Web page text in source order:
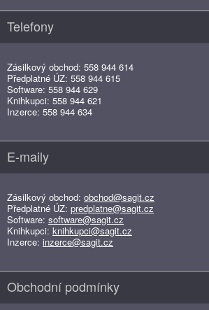
Telefony
Zásilkový obchod: 558 944 614
Předplatné ÚZ: 558 944 615
Software: 558 944 629
Knihkupci: 558 944 621
Inzerce: 558 944 634
E-maily
Zásilkový obchod: obchod@sagit.cz
Předplatné ÚZ: predplatne@sagit.cz
Software: software@sagit.cz
Knihkupci: knihkupci@sagit.cz
Inzerce: inzerce@sagit.cz
Obchodní podmínky